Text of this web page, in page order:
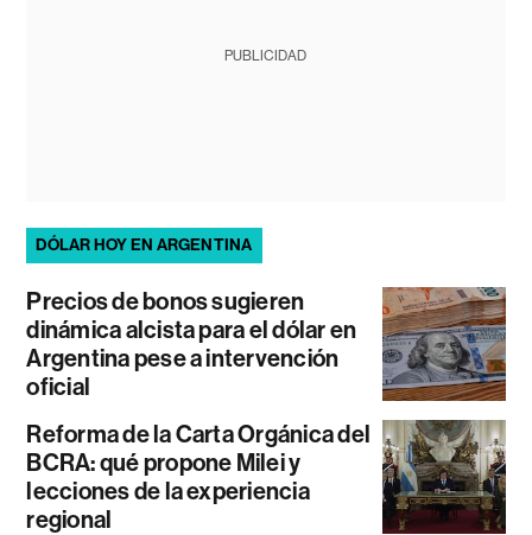
PUBLICIDAD
DÓLAR HOY EN ARGENTINA
Precios de bonos sugieren
dinámica alcista para el dólar en
Argentina pese a intervención
oficial
Reforma de la Carta Orgánica del
BCRA: qué propone Milei y
lecciones de la experiencia
regional